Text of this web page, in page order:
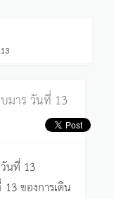
มาร วันที่ 13
นที่ 13
ของการเดิน